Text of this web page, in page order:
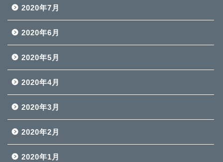
2020年7月
2020年6月
2020年5月
2020年4月
2020年3月
2020年2月
2020年1月